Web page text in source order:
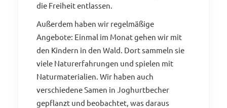
die Freiheit entlassen.
Außerdem haben wir regelmäßige
Angebote: Einmal im Monat gehen wir mit
den Kindern in den Wald. Dort sammeln sie
viele Naturerfahrungen und spielen mit
Naturmaterialien. Wir haben auch
verschiedene Samen in Joghurtbecher
gepflanzt und beobachtet, was daraus